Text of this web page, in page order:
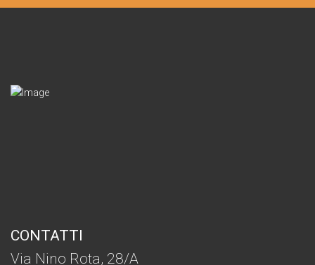
CONTATTI
Via Nino Rota, 28/A